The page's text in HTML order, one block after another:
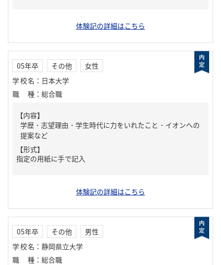
体験記の詳細はこちら
05年卒 その他
女性
学校名 ： 日本大学
職種 ： 総合職
【内容】
学歴・志望理由・学生時代に力をいれたこと・イオンへの
提案など
【形式】
指定の用紙に手で記入
体験記の詳細はこちら
05年卒 その他
男性
学校名 ： 静岡県立大学
職種 ： 総合職